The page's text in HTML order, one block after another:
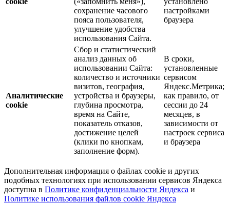
сохранение часового
пояса пользователя,
улучшение удобства
использования Сайта.
настройками
браузера
Аналитические
cookie
Сбор и статистический
анализ данных об
использовании Сайта:
количество и источники
визитов, география,
устройства и браузеры,
глубина просмотра,
время на Сайте,
показатель отказов,
достижение целей
(клики по кнопкам,
заполнение форм).
В сроки,
установленные
сервисом
Яндекс.Метрика;
как правило, от
сессии до 24
месяцев, в
зависимости от
настроек сервиса
и браузера
Дополнительная информация о файлах cookie и других
подобных технологиях при использовании сервисов Яндекса
доступна в Политике конфиденциальности Яндекса и
Политике использования файлов cookie Яндекса